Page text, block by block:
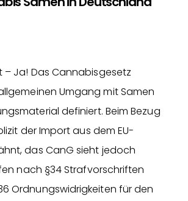
– Ja! Das Cannabisgesetz
Umgang mit Samen
definiert. Beim Bezug
der Import aus dem EU-
das CanG sieht jedoch
nach §34 Strafvorschriften
Ordnungswidrigkeiten für den